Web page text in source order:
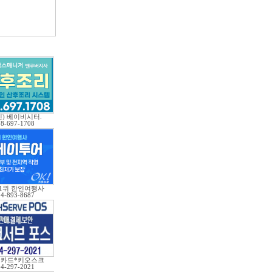
) 베이비시터.
697-1708
위 한인여행사
893-8687
드*키오스크
297-2021